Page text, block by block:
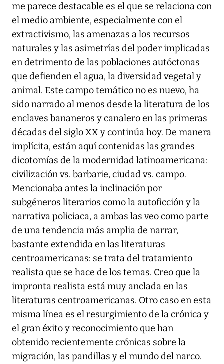
me parece destacable es el que se relaciona con
el medio ambiente, especialmente con el
extractivismo, las amenazas a los recursos
naturales y las asimetrías del poder implicadas
en detrimento de las poblaciones autóctonas
que defienden el agua, la diversidad vegetal y
animal. Este campo temático no es nuevo, ha
sido narrado al menos desde la literatura de los
enclaves bananeros y canalero en las primeras
décadas del siglo XX y continúa hoy. De manera
implícita, están aquí contenidas las grandes
dicotomías de la modernidad latinoamericana:
civilización vs. barbarie, ciudad vs. campo.
Mencionaba antes la inclinación por
subgéneros literarios como la autoficción y la
narrativa policiaca, a ambas las veo como parte
de una tendencia más amplia de narrar,
bastante extendida en las literaturas
centroamericanas: se trata del tratamiento
realista que se hace de los temas. Creo que la
impronta realista está muy anclada en las
literaturas centroamericanas. Otro caso en esta
misma línea es el resurgimiento de la crónica y
el gran éxito y reconocimiento que han
obtenido recientemente crónicas sobre la
migración, las pandillas y el mundo del narco.